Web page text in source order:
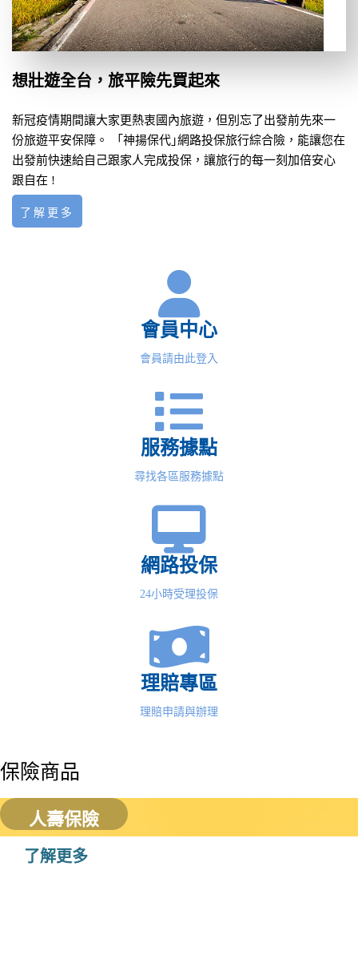
想壯遊全台，旅平險先買起來
新冠疫情期間讓大家更熱衷國內旅遊，但別忘了出發前先來一
份旅遊平安保障。 「神揚保代｣網路投保旅行綜合險，能讓您在
出發前快速給自己跟家人完成投保，讓旅行的每一刻加倍安心
跟自在 !
了解更多
會員中心
會員請由此登入
服務據點
尋找各區服務據點
網路投保
24小時受理投保
理賠專區
理賠申請與辦理
保險商品
人壽保險
了解更多